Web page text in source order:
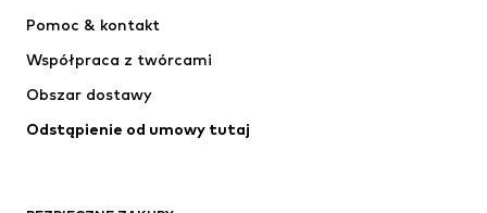
NAME IT
Pomoc & kontakt
Współpraca z twórcami
Obszar dostawy
Odstąpienie od umowy tutaj